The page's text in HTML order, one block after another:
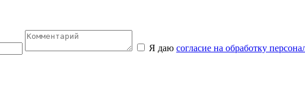
Я даю согласие на обработку